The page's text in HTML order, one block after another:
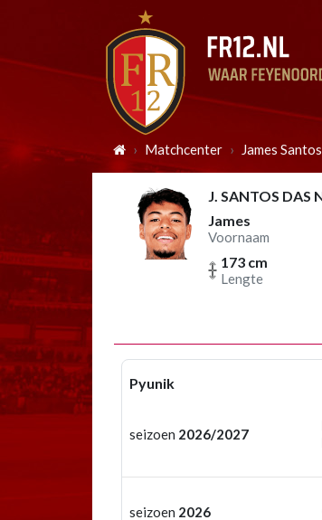
Matchcenter James
J. SANTOS DAS
James
Voornaam
173 cm
Lengte
Pyunik
seizoen 2026/2027
seizoen 2026